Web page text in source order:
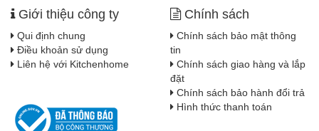
Giới thiệu công ty
Qui định chung
Điều khoản sử dụng
Liên hệ với Kitchenhome
Chính sách
Chính sách bảo mật thông
tin
Chính sách giao hàng và lắp
đặt
Chính sách bảo hành đổi trả
Hình thức thanh toán